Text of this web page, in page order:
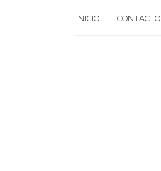
INICIO CONTACTO